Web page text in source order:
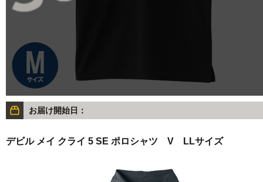
お届け開始日：
デビル メイ クライ 5 SE ポロシャツ V LLサイズ